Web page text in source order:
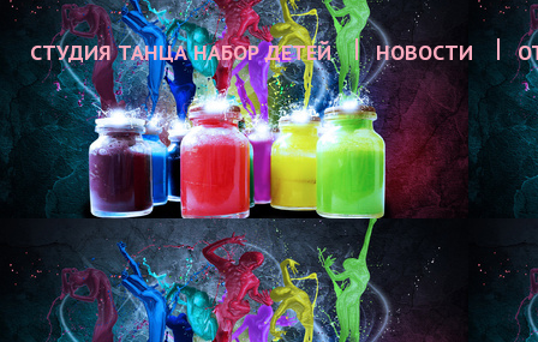
СТУДИЯ ТАНЦА НАБОР ДЕТЕЙ НОВОСТИ